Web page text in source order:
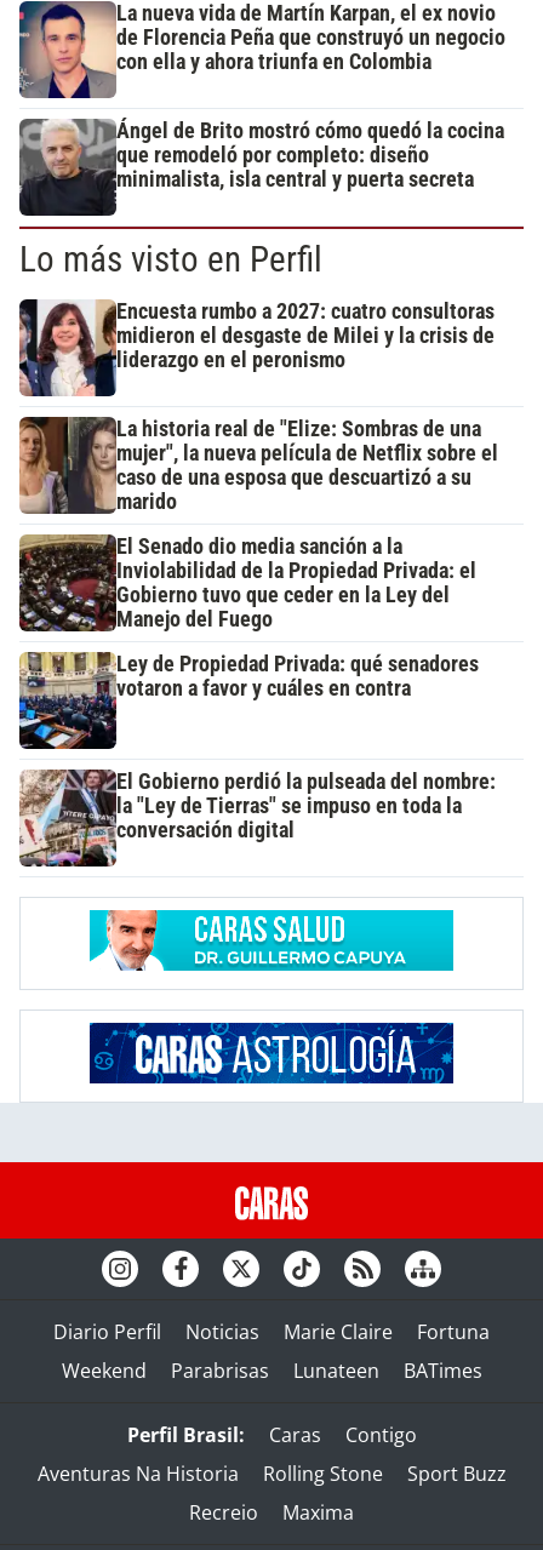
La nueva vida de Martín Karpan, el ex novio
de Florencia Peña que construyó un negocio
con ella y ahora triunfa en Colombia
Ángel de Brito mostró cómo quedó la cocina
que remodeló por completo: diseño
minimalista, isla central y puerta secreta
Lo más visto en Perfil
Encuesta rumbo a 2027: cuatro consultoras
midieron el desgaste de Milei y la crisis de
liderazgo en el peronismo
La historia real de "Elize: Sombras de una
mujer", la nueva película de Netflix sobre el
caso de una esposa que descuartizó a su
marido
El Senado dio media sanción a la
Inviolabilidad de la Propiedad Privada: el
Gobierno tuvo que ceder en la Ley del
Manejo del Fuego
Ley de Propiedad Privada: qué senadores
votaron a favor y cuáles en contra
El Gobierno perdió la pulseada del nombre:
la "Ley de Tierras" se impuso en toda la
conversación digital
Diario Perfil Noticias Marie Claire
Fortuna
Weekend
Parabrisas Lunateen BATimes
Perfil Brasil: Caras
Contigo
Aventuras Na Historia
Rolling Stone
Sport Buzz
Recreio
Maxima